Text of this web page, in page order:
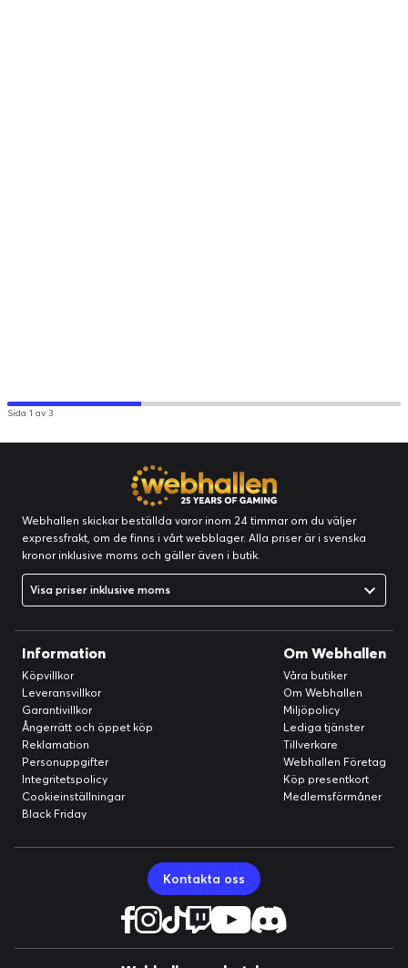
Sida 1 av 3
Webhallen skickar beställda varor inom 24 timmar om du väljer
expressfrakt, om de finns i vårt webblager. Alla priser är i svenska
kronor inklusive moms och gäller även i butik.
Visa priser inklusive moms
Information
Köpvillkor
Leveransvillkor
Garantivillkor
Ångerrätt och öppet köp
Reklamation
Personuppgifter
Integritetspolicy
Cookieinställningar
Black Friday
Om Webhallen
Våra butiker
Om Webhallen
Miljöpolicy
Lediga tjänster
Tillverkare
Webhallen Företag
Köp presentkort
Medlemsförmåner
Kontakta oss